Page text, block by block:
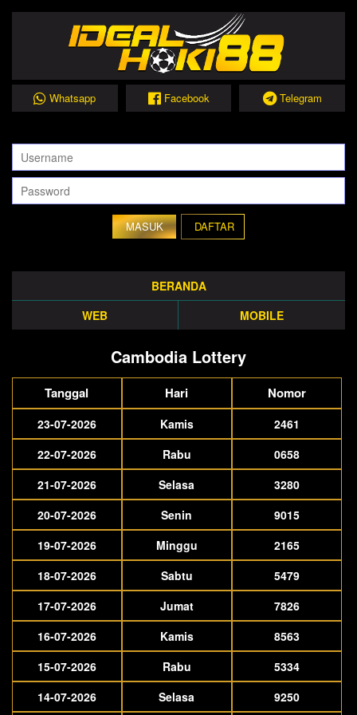
Whatsapp Facebook Telegram
DAFTAR
BERANDA
WEB
MOBILE
Cambodia Lottery
Tanggal Hari Nomor
23-07-2026 Kamis
2461
22-07-2026
Rabu
0658
21-07-2026
Selasa
3280
20-07-2026
Senin
9015
19-07-2026
Minggu
2165
18-07-2026
Sabtu
5479
17-07-2026
Jumat
7826
16-07-2026
Kamis
8563
15-07-2026
Rabu
5334
14-07-2026
Selasa 9250